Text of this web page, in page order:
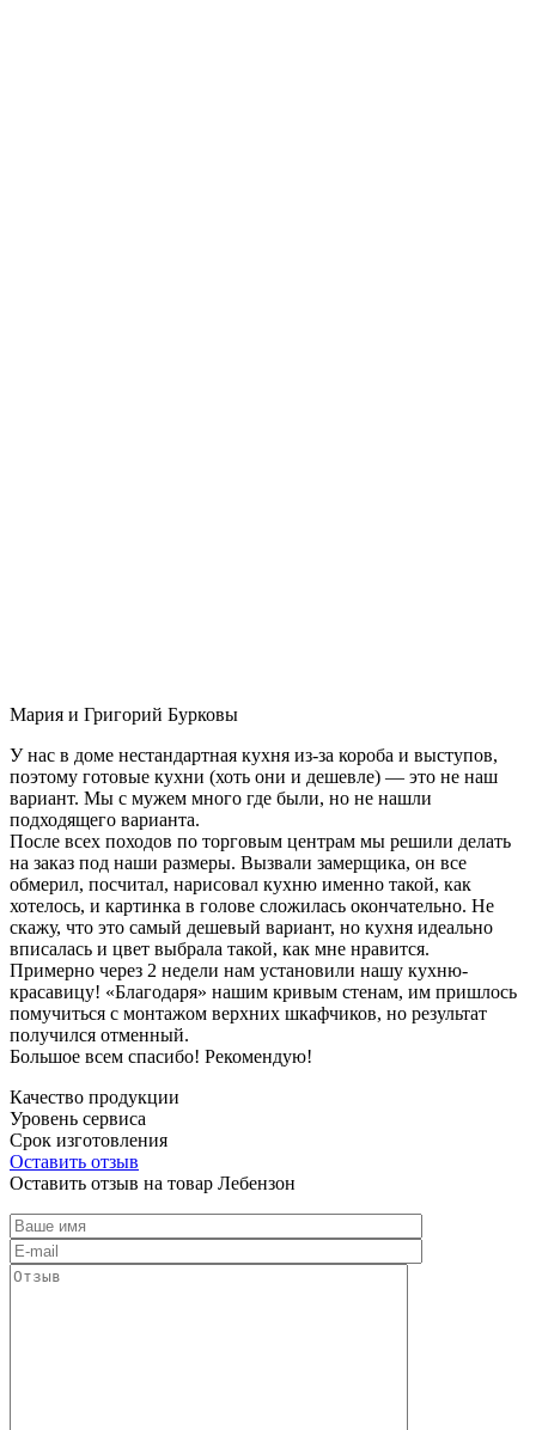
Мария и Григорий Бурковы
У нас в доме нестандартная кухня из-за короба и выступов,
поэтому готовые кухни (хоть они и дешевле) — это не наш
вариант. Мы с мужем много где были, но не нашли
подходящего варианта.
После всех походов по торговым центрам мы решили делать
на заказ под наши размеры. Вызвали замерщика, он все
обмерил, посчитал, нарисовал кухню именно такой, как
хотелось, и картинка в голове сложилась окончательно. Не
скажу, что это самый дешевый вариант, но кухня идеально
вписалась и цвет выбрала такой, как мне нравится.
Примерно через 2 недели нам установили нашу кухню-
красавицу! «Благодаря» нашим кривым стенам, им пришлось
помучиться с монтажом верхних шкафчиков, но результат
получился отменный.
Большое всем спасибо! Рекомендую!
Качество продукции
Уровень сервиса
Срок изготовления
Оставить отзыв
Оставить отзыв на товар Лебензон